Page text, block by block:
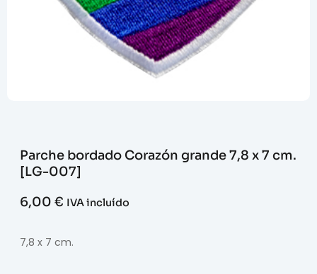
Parche bordado Corazón grande 7,8 x 7 cm.
[LG-007]
6,00 € IVA incluído
7,8 x 7 cm.